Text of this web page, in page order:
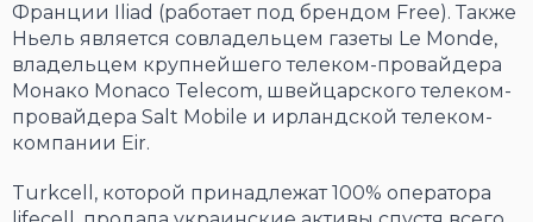
Франции Iliad (работает под брендом Free). Также
Ньель является совладельцем газеты Le Monde,
владельцем крупнейшего телеком-провайдера
Монако Monaco Telecom, швейцарского телеком-
провайдера Salt Mobile и ирландской телеком-
компании Eir.
Turkcell, которой принадлежат 100% оператора